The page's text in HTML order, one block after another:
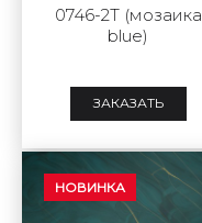
0746-2Т (мозаика
blue)
ЗАКАЗАТЬ
НОВИНКА